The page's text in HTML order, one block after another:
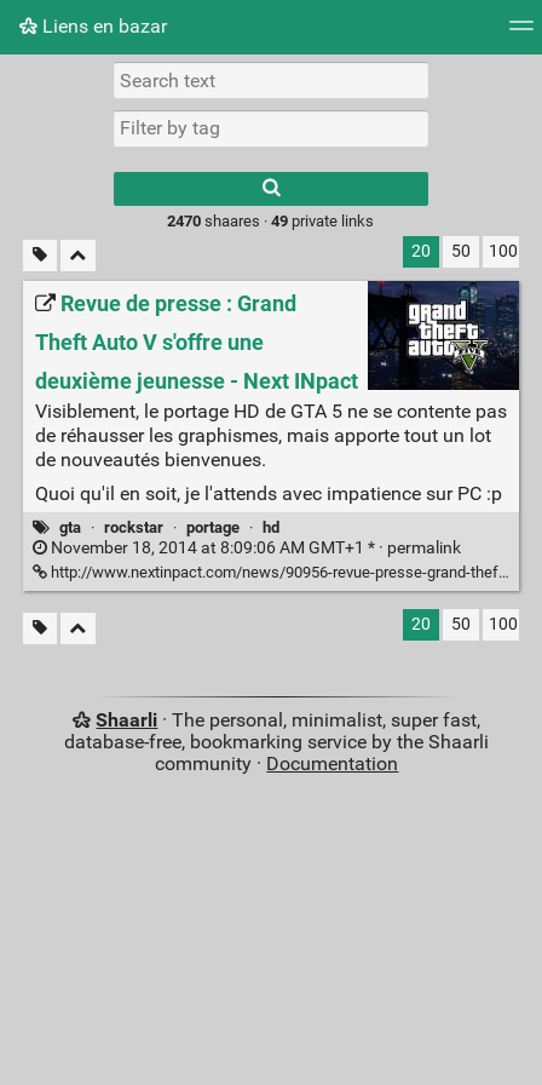
Liens en bazar
Picture wall
2470 shaares ·49 private links
20 50 100
Revue de presse : Grand
Theft Auto V s'offre une
deuxième jeunesse - Next INpact
Visiblement, le portage HD de GTA 5 ne se contente pas
de réhausser les graphismes, mais apporte tout un lot
de nouveautés bienvenues.
Quoi qu'il en soit, je l'attends avec impatience sur PC :p
gta · rockstar · portage · hd
November 18, 2014 at 8:09:06 AM GMT+1 * · permalink
http://www.nextinpact.com/news/90956-revue-presse-grand-theft-auto-v-soffre-deuxieme-jeunesse.htm
20 50 100
Shaarli · The personal, minimalist, super fast,
database-free, bookmarking service by the Shaarli
community · Documentation